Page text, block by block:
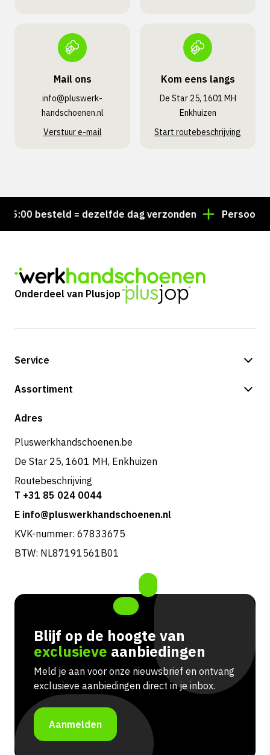
Mail ons
info@pluswerk­
handschoenen.nl
Verstuur e-mail
Kom eens langs
De Star 25, 1601 MH
Enkhuizen
Start routebeschrijving
besteld = dezelfde dag verzonden Persoonlijk
Onderdeel van Plusjop
Service
Betalingsmogelijkheden
Retouren & service
Assortiment
Shop
Adres
Pluswerkhandschoenen.be
De Star 25, 1601 MH, Enkhuizen
Routebeschrijving
T +31 85 024 0044
E info@pluswerkhandschoenen.nl
KVK-nummer: 67833675
BTW: NL87191561B01
Blijf op de hoogte van
exclusieve aanbiedingen
Meld je aan voor onze nieuwsbrief en ontvang
exclusieve aanbiedingen direct in je inbox.
Aanmelden